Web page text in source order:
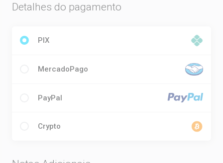
Detalhes do pagamento
PIX
MercadoPago
PayPal
Crypto